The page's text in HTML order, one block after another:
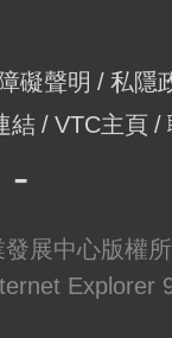
礙聲明
私隱
結 VTC主頁
發展中心版權
Explorer